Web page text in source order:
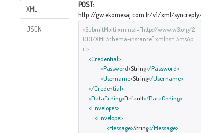
XML
JSON
POST:
http://gw.ekomesaj.com.tr/v1/xml/syncreply/
<SubmitMulti xmlns:i="http://www.w3.org/2
001/XMLSchema-instance" xmlns="SmsAp
i">
<Credential>
<Password>String</Password>
<Username>String</Username>
</Credential>
<DataCoding>Default</DataCoding>
<Envelopes>
<Envelope>
<Message>String</Message>